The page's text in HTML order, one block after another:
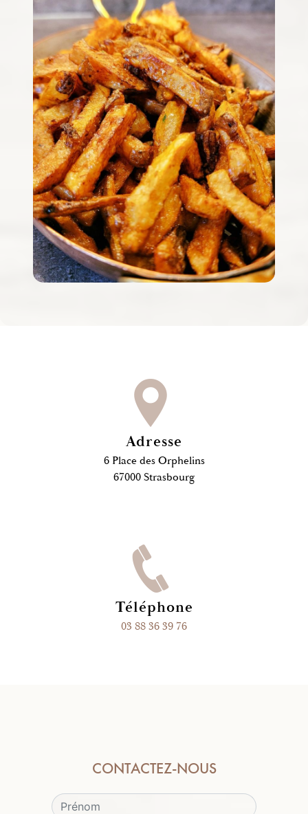
Adresse
6 Place des Orphelins
67000 Strasbourg
Téléphone
03 88 36 39 76
CONTACTEZ-NOUS